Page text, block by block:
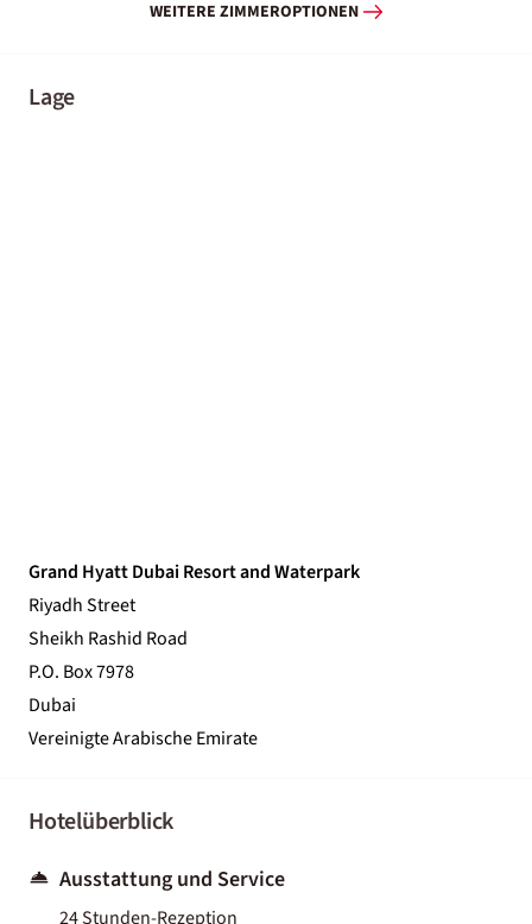
WEITERE ZIMMEROPTIONEN
Lage
Grand Hyatt Dubai Resort and Waterpark
Riyadh Street
Sheikh Rashid Road
P.O. Box 7978
Dubai
Vereinigte Arabische Emirate
Hotelüberblick
Ausstattung und Service
24 Stunden-Rezeption